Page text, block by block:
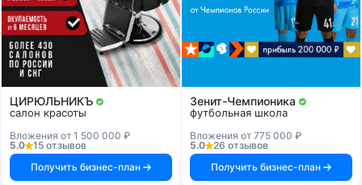
ЦИРЮЛЬНИКЪ
салон красоты
Вложения от 1 500 000 ₽
5.0
15 отзывов
Получить бизнес-план
Зенит-Чемпионика
футбольная школа
Вложения от 775 000 ₽
5.0
26 отзывов
Получить бизнес-план